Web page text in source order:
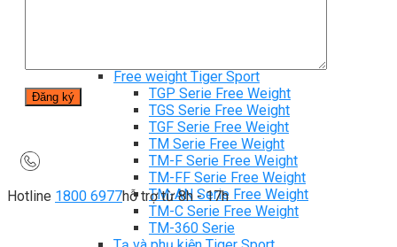
Free weight Tiger Sport
TGP Serie Free Weight
TGS Serie Free Weight
TGF Serie Free Weight
TM Serie Free Weight
TM-F Serie Free Weight
TM-FF Serie Free Weight
TM-AN Serie Free Weight
TM-C Serie Free Weight
TM-360 Serie
Hotline 1800 6977hỗ trợ từ 8h - 17h